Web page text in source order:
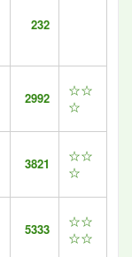
232
2992
☆☆
☆
3821
☆☆
☆
5333
☆☆
☆☆